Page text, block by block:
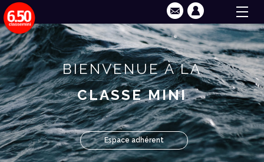
BIENVENUE À LA
CLASSE MINI
Espace adhérent